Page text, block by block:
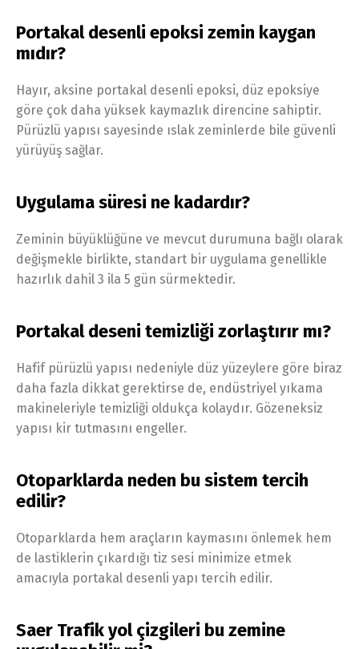
Portakal desenli epoksi zemin kaygan
mıdır?
Hayır, aksine portakal desenli epoksi, düz epoksiye
göre çok daha yüksek kaymazlık direncine sahiptir.
Pürüzlü yapısı sayesinde ıslak zeminlerde bile güvenli
yürüyüş sağlar.
Uygulama süresi ne kadardır?
Zeminin büyüklüğüne ve mevcut durumuna bağlı olarak
değişmekle birlikte, standart bir uygulama genellikle
hazırlık dahil 3 ila 5 gün sürmektedir.
Portakal deseni temizliği zorlaştırır mı?
Hafif pürüzlü yapısı nedeniyle düz yüzeylere göre biraz
daha fazla dikkat gerektirse de, endüstriyel yıkama
makineleriyle temizliği oldukça kolaydır. Gözeneksiz
yapısı kir tutmasını engeller.
Otoparklarda neden bu sistem tercih
edilir?
Otoparklarda hem araçların kaymasını önlemek hem
de lastiklerin çıkardığı tiz sesi minimize etmek
amacıyla portakal desenli yapı tercih edilir.
Saer Trafik yol çizgileri bu zemine